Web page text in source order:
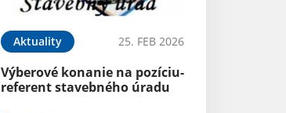
Aktuality 25. FEB 2026
Výberové konanie na pozíciu-
referent stavebného úradu